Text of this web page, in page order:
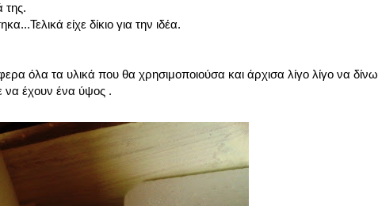
της.
είχε δίκιο για την ιδέα.
όλα τα υλικά που θα χρησιμοποιούσα και άρχισα λίγο λίγο να δίνω
να έχουν ένα ύψος .